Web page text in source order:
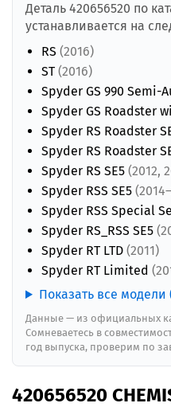
Деталь 420656520 по
устанавливается на
RS (2016)
ST (2016)
Spyder GS 990 Semi-
Spyder GS Roadster
Spyder RS Roadster
Spyder RS Roadster
Spyder RS SE5 (2012,
Spyder RSS SE5
Spyder RSS Special
Spyder RS_RSS SE5
Spyder RT LTD (2011)
Spyder RT Limited
Показать все модели
Данные — из официальных
Сомневаетесь в
год выпуска, проверим по
420656520